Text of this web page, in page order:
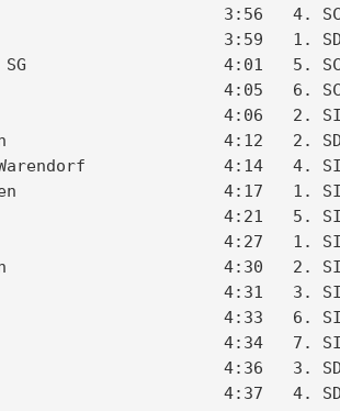
3:56   4.
3:59   1.
SG                    4:01   5.
4:05   6.
4:06   2.
4:12   2.
4:14   4.
4:17   1.
4:21   5.
4:27   1.
4:30   2.
4:31   3.
4:33   6.
4:34   7.
4:36   3.
4:37   4.